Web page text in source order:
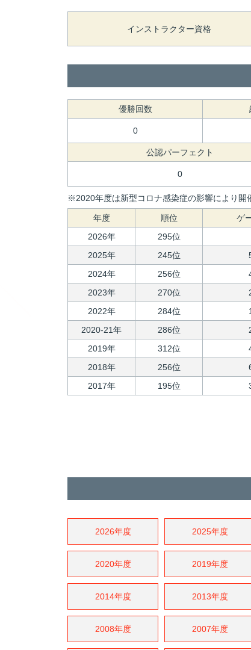
インストラクター資格
優勝回数
0
公認パーフェクト
0
※2020年度は新型コロナ感染症の影響により開
年度 順位 ゲ
2026年
295位
2025年
245位
2024年
256位
2023年
270位
2022年
284位
2020-21年
286位
2019年
312位
2018年
256位
2017年
195位
2026年度 2025年度
2020年度 2019年度
2014年度 2013年度
2008年度 2007年度